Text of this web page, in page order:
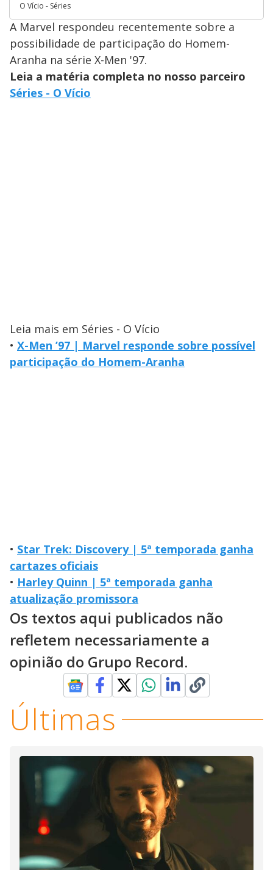
O Vício - Séries
A Marvel respondeu recentemente sobre a
possibilidade de participação do Homem-
Aranha na série X-Men '97.
Leia a matéria completa no nosso parceiro
Séries - O Vício
Leia mais em Séries - O Vício
• X-Men ’97 | Marvel responde sobre possível
participação do Homem-Aranha
• Star Trek: Discovery | 5ª temporada ganha
cartazes oficiais
• Harley Quinn | 5ª temporada ganha
atualização promissora
Os textos aqui publicados não
refletem necessariamente a
opinião do Grupo Record.
Últimas